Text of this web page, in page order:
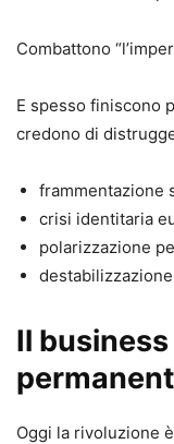
Combattono
E spesso finiscono
credono di
frammentazione
crisi identitaria
polarizzazione
Il
Oggi la rivoluzione